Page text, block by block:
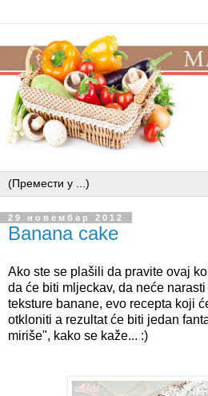
29 новембар 2012
Banana cake
Ako ste se plašili da pravite ovaj
da će biti mljeckav, da neće
teksture banane, evo recepta koji
otkloniti a rezultat će biti jedan
miriše", kako se kaže... :)